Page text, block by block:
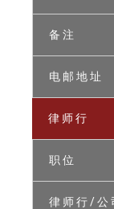
备 注
电 邮 地 址
律 师 行
职 位
律 师 行 / 公